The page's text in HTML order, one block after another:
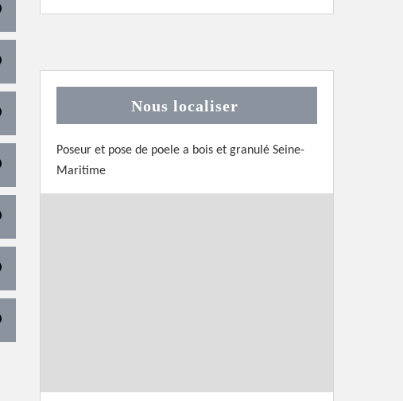
Nous localiser
Poseur et pose de poele a bois et granulé Seine-
Maritime